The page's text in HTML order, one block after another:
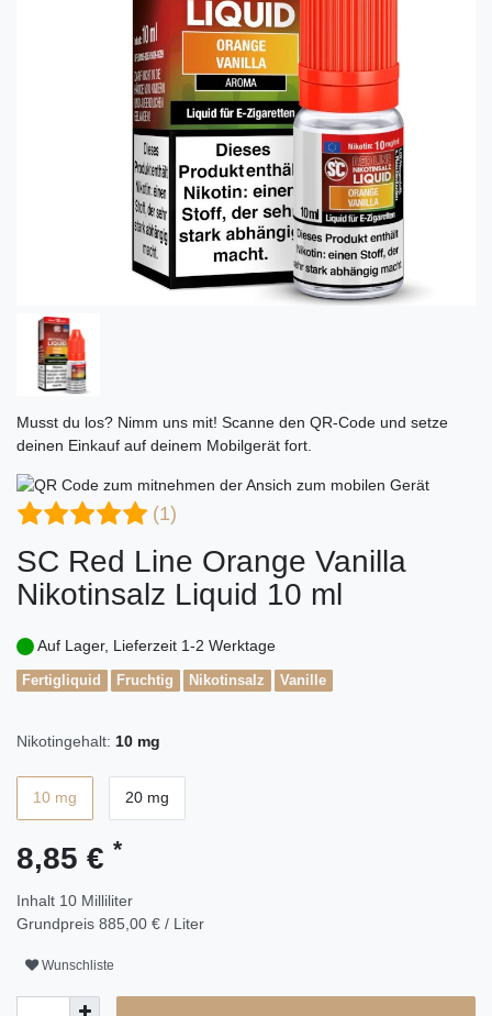
Musst du los? Nimm uns mit! Scanne den QR-Code und setze
deinen Einkauf auf deinem Mobilgerät fort.
(1)
SC Red Line Orange Vanilla
Nikotinsalz Liquid 10 ml
Auf Lager, Lieferzeit 1-2 Werktage
Fertigliquid Fruchtig Nikotinsalz Vanille
Nikotingehalt: 10 mg
10 mg 20 mg
8,85 € *
Inhalt 10 Milliliter
Grundpreis 885,00 € / Liter
Wunschliste